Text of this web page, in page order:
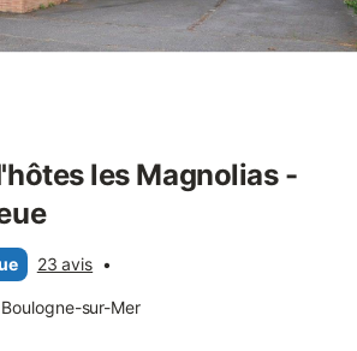
les Magnolias -
23 avis •
sur-Mer